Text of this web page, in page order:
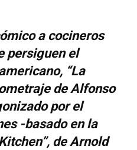
a cocineros
persiguen el
“La
de Alfonso
por el
-basado en la
de Arnold